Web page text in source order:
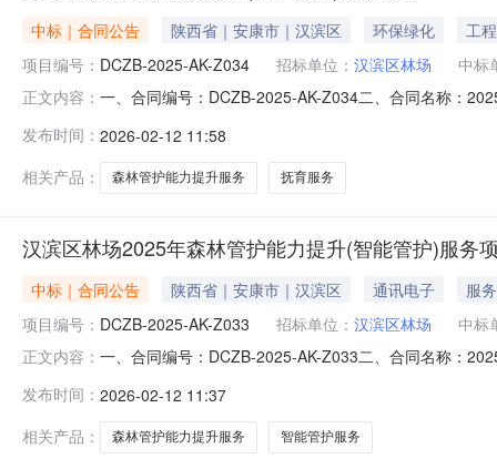
中标｜合同公告 陕西省｜安康市｜汉滨区 环保绿化
工程
项目编号： DCZB-2025-AK-Z034 招标单位： 汉滨区林场
中标
正文内容： 一、合同编号：DCZB-2025-AK-Z034二、合同名称：
防治有限公司地址：陕西省安康市汉滨区新城街道办事
发布时间： 2026-02-12 11:58
相关产品：
森林管护能力提升服务 抚育服务
汉滨区林场2025年森林管护能力提升(智能管护)服务
中标｜合同公告 陕西省｜安康市｜汉滨区 通讯电子
服务
项目编号： DCZB-2025-AK-Z033 招标单位： 汉滨区林场
中标
正文内容： 一、合同编号：DCZB-2025-AK-Z033二、合同名称：
司地址：陕西省安康市汉滨区建民街道G316(世纪大道)
发布时间： 2026-02-12 11:37
相关产品：
森林管护能力提升服务 智能管护服务